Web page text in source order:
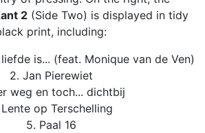
2 (Side Two) is displayed in tidy
print, including:
is... (feat. Monique van de Ven)
2. Jan Pierewiet
weg en toch... dichtbij
Lente op Terschelling
5. Paal 16